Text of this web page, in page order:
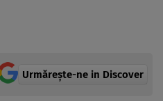
Urmărește-ne in Discover